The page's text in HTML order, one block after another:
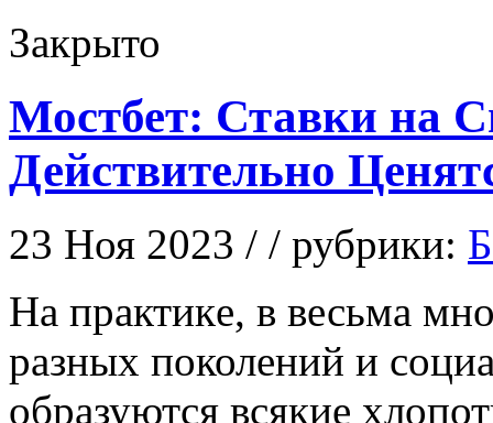
Закрыто
Мостбет: Ставки на
Действительно
23 Ноя 2023 / / рубрики:
Нa прaктикe, в весьма
разных поколений и
образуются всякие